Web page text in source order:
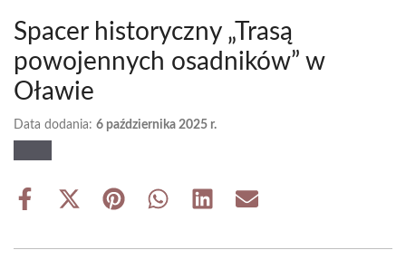
Spacer historyczny „Trasą
powojennych osadników” w
Oławie
Data dodania: 6 października 2025 r.
Share
Share
(Twitter)
Share Share Share Share